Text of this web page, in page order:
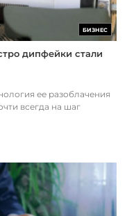
БИЗНЕС
дипфейки стали
ее разоблачения
всегда на шаг